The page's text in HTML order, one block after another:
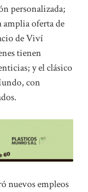
personalizada;
amplia oferta de
de Viví
tienen
y el clásico
con
nuevos empleos